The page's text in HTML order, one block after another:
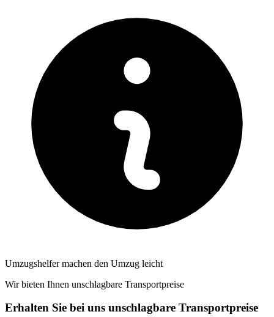
Umzugshelfer machen den Umzug leicht
Wir bieten Ihnen unschlagbare Transportpreise
Erhalten Sie bei uns unschlagbare Transportpreise